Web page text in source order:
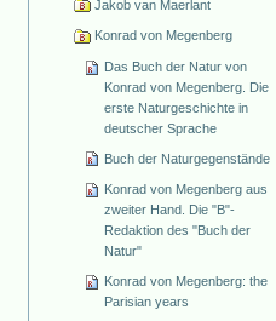
Jakob van Maerlant
Konrad von Megenberg
Das Buch der Natur von
Konrad von Megenberg. Die
erste Naturgeschichte in
deutscher Sprache
Buch der Naturgegenstände
Konrad von Megenberg aus
zweiter Hand. Die "B"-
Redaktion des "Buch der
Natur"
Konrad von Megenberg: the
Parisian years